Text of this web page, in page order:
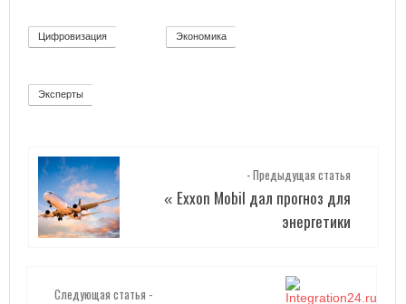
Цифровизация Экономика
Эксперты
- Предыдущая статья
« Exxon Mobil дал прогноз для
энергетики
Следующая статья -